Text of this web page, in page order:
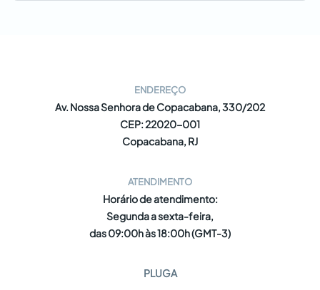
ENDEREÇO
Av. Nossa Senhora de Copacabana, 330/202
CEP: 22020-001
Copacabana, RJ
ATENDIMENTO
Horário de atendimento:
Segunda a sexta-feira,
das 09:00h às 18:00h (GMT-3)
PLUGA